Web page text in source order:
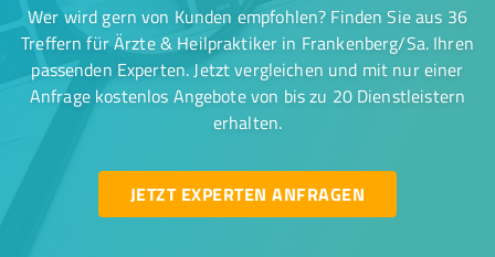
Wer wird gern von Kunden empfohlen? Finden Sie aus 36
Treffern für Ärzte & Heilpraktiker in Frankenberg/Sa. Ihren
passenden Experten. Jetzt vergleichen und mit nur einer
Anfrage kostenlos Angebote von bis zu 20 Dienstleistern
erhalten.
JETZT EXPERTEN ANFRAGEN